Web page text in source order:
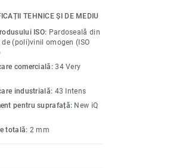
raport calitate-preț de
aspectul
tipuri variate de
portocaliu, mov sau
TEHNICE ȘI DE MEDIU
ISO: Pardoseală din
(poli)vinil omogen (ISO
comercială:34 Very
industrială: 43 Intens
pentru suprafață: New iQ
totală: 2 mm